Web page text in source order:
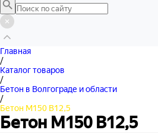
Главная
/
Каталог товаров
/
Бетон в Волгограде и области
/
Бетон М150 В12,5
Бетон М150 В12,5